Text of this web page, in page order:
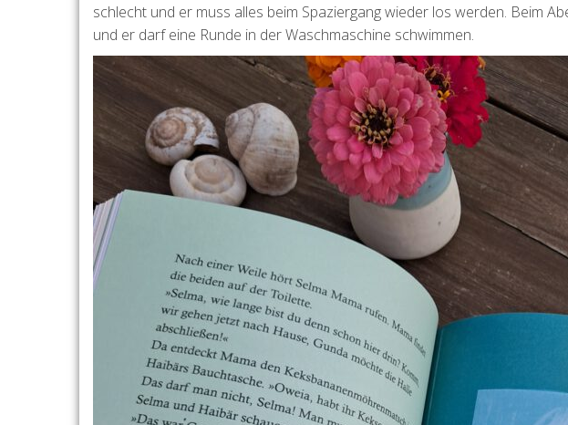
schlecht und er muss alles beim Spaziergang wieder los werden. Beim
und er darf eine Runde in der Waschmaschine schwimmen.